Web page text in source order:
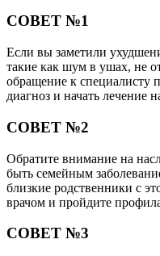
СОВЕТ №1
Если вы заметили
такие как шум в ушах, не
обращение к специалисту
диагноз и начать лечение
СОВЕТ №2
Обратите внимание на
быть семейным
близкие родственники с
врачом и пройдите
СОВЕТ №3